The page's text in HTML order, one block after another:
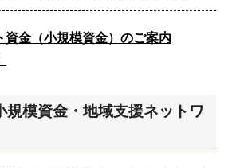
資金（小規模資金）のご案内
規模資金・地域支援ネットワ